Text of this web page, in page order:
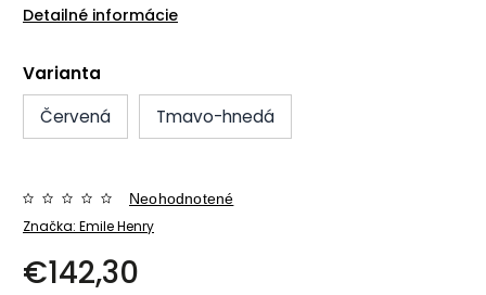
Detailné informácie
Varianta
Červená
Tmavo-hnedá
Značka: Emile Henry
Neohodnotené
€142,30